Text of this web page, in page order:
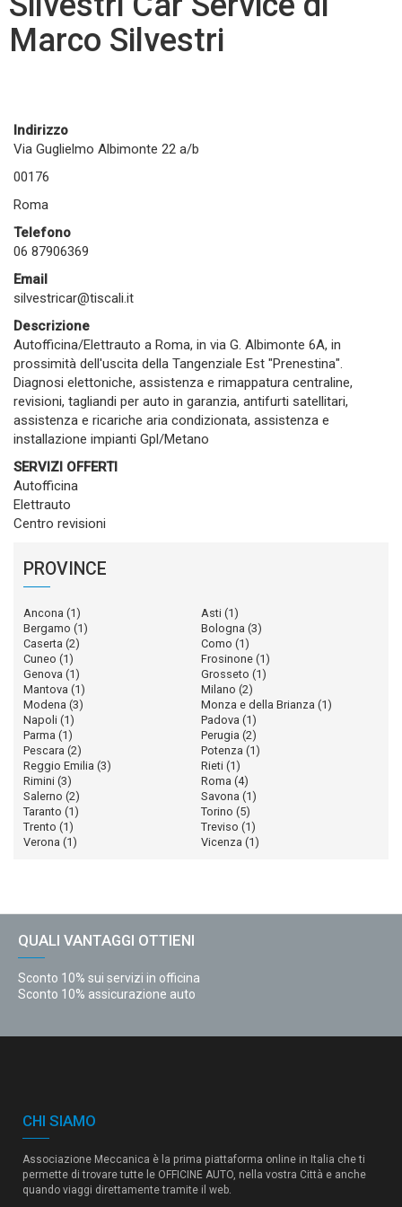
Marco Silvestri
Indirizzo
Via Guglielmo Albimonte 22 a/b
00176
Roma
Telefono
06 87906369
Email
silvestricar@tiscali.it
Descrizione
Autofficina/Elettrauto a Roma, in via G. Albimonte 6A, in
prossimità dell'uscita della Tangenziale Est "Prenestina".
Diagnosi elettoniche, assistenza e rimappatura centraline,
revisioni, tagliandi per auto in garanzia, antifurti satellitari,
assistenza e ricariche aria condizionata, assistenza e
installazione impianti Gpl/Metano
SERVIZI OFFERTI
Autofficina
Elettrauto
Centro revisioni
PROVINCE
Ancona (1) Asti (1)
Bergamo (1) Bologna (3)
Caserta (2) Como (1)
Cuneo (1) Frosinone (1)
Genova (1) Grosseto (1)
Mantova (1) Milano (2)
Modena (3) Monza e della Brianza (1)
Napoli (1) Padova (1)
Parma (1) Perugia (2)
Pescara (2) Potenza (1)
Reggio Emilia (3) Rieti (1)
Rimini (3) Roma (4)
Salerno (2) Savona (1)
Taranto (1) Torino (5)
Trento (1) Treviso (1)
Verona (1) Vicenza (1)
QUALI VANTAGGI OTTIENI
Sconto 10% sui servizi in officina
Sconto 10% assicurazione auto
CHI SIAMO
Associazione Meccanica è la prima piattaforma online in Italia che ti
permette di trovare tutte le OFFICINE AUTO, nella vostra Città e anche
quando viaggi direttamente tramite il web.